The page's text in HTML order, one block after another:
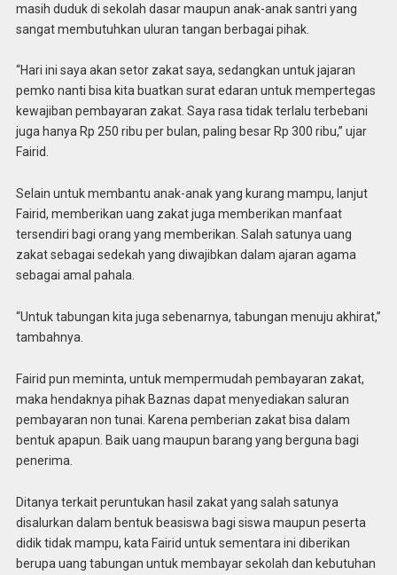
masih duduk di sekolah dasar maupun anak-anak santri yang
sangat membutuhkan uluran tangan berbagai pihak.
“Hari ini saya akan setor zakat saya, sedangkan untuk jajaran
pemko nanti bisa kita buatkan surat edaran untuk mempertegas
kewajiban pembayaran zakat. Saya rasa tidak terlalu terbebani
juga hanya Rp 250 ribu per bulan, paling besar Rp 300 ribu,” ujar
Fairid.
Selain untuk membantu anak-anak yang kurang mampu, lanjut
Fairid, memberikan uang zakat juga memberikan manfaat
tersendiri bagi orang yang memberikan. Salah satunya uang
zakat sebagai sedekah yang diwajibkan dalam ajaran agama
sebagai amal pahala.
“Untuk tabungan kita juga sebenarnya, tabungan menuju akhirat,”
tambahnya.
Fairid pun meminta, untuk mempermudah pembayaran zakat,
maka hendaknya pihak Baznas dapat menyediakan saluran
pembayaran non tunai. Karena pemberian zakat bisa dalam
bentuk apapun. Baik uang maupun barang yang berguna bagi
penerima.
Ditanya terkait peruntukan hasil zakat yang salah satunya
disalurkan dalam bentuk beasiswa bagi siswa maupun peserta
didik tidak mampu, kata Fairid untuk sementara ini diberikan
berupa uang tabungan untuk membayar sekolah dan kebutuhan